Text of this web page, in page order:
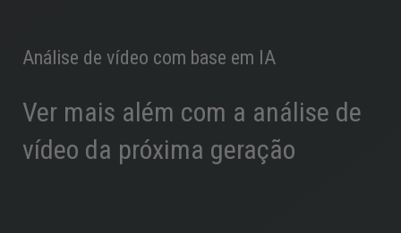
Análise de vídeo com base em IA
Ver mais além com a análise de
vídeo da próxima geração